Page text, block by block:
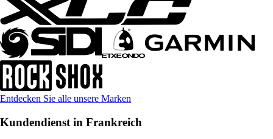
Entdecken Sie alle unsere Marken
Kundendienst in Frankreich